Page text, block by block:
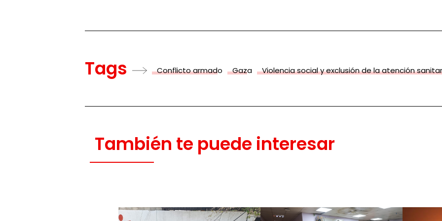
Tags Conflicto armado Gaza Violencia social y exclusión de la atención
También te puede interesar